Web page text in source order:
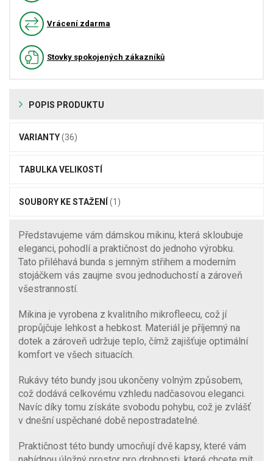
Vrácení zdarma
Stovky spokojených zákazníků
POPIS PRODUKTU
VARIANTY(36)
TABULKA VELIKOSTÍ
SOUBORY KE STAŽENÍ (1)
Představujeme vám dámskou mikinu, která skloubuje
eleganci, pohodlí a praktičnost do jednoho výrobku.
Tato přiléhavá bunda s jemným střihem a moderním
stojáčkem vás zaujme svou jednoduchostí a zároveň
všestranností.
Mikina je vyrobena z kvalitního mikrofleecu, což jí
propůjčuje lehkost a hebkost. Materiál je příjemný na
dotek a zároveň udržuje teplo, čímž zajišťuje optimální
komfort ve všech situacích.
Rukávy této bundy jsou ukončeny volným způsobem,
což dodává celkovému vzhledu nadčasovou eleganci.
Navíc díky tomu získáte svobodu pohybu, což je zvlášť
v dnešní uspěchané době nepostradatelné.
Praktičnost této bundy umocňují dvě kapsy, které vám